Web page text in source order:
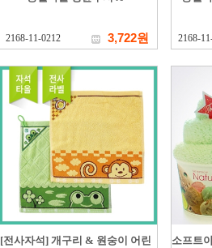
2168-11-0212 3,722원 2168-
[전사자석] 개구리 & 원숭이 어린
소프트